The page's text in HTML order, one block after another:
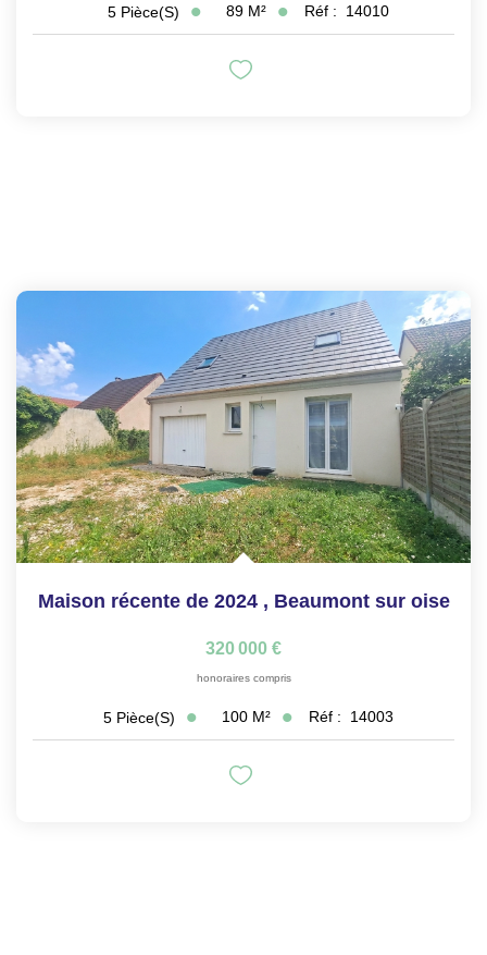
5 Pièce(s) 89 M² Réf : 14010
Maison récente de 2024 , Beaumont sur oise
320 000 €
honoraires compris
5 Pièce(s) 100 M² Réf : 14003